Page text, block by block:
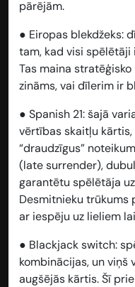
pārējām.
● Eiropas blekdžeks:
tam, kad visi
Tas maina
zināms, vai dīlerim ir
● Spanish 21:šajā
vērtības skaitļu
“draudzīgus”
(late surrender),
garantētu spēlētāja
Desmitnieku trūkums
ar iespēju uz lieliem
● Blackjack switch:
kombinācijas, un viņš
augšējās kārtis. Šī